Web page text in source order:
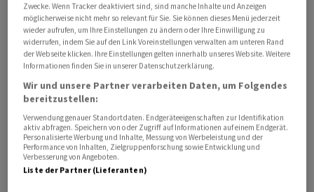
In der Eurozone sind die Einzelhandelsumsätze im April
stärker als erwartet gefallen. Die Erlöse sanken im
Vergleich zum Vormonat um 0,4 Prozent, wie das
europäische Statistikamt Eurostat am Donnerstag in
Luxemburg mitteilte. Volkswirte hatten im Schnitt nur
einen Rückgang um 0,3 Prozent erwartet.
Ausschlaggebend war ein deutlicher Umsatzrückgang
an den Tankstellen infolge eines kräftigen Anstiegs der
Preise für Benzin und Diesel nach dem Ölpreisschubs zu
Beginn des Iran-Kriegs.
Zwecke. Wenn Tracker deaktiviert sind, sind manche Inhalte und Anzeigen
möglicherweise nicht mehr so relevant für Sie. Sie können dieses Menü jederzeit
wieder aufrufen, um Ihre Einstellungen zu ändern oder Ihre Einwilligung zu
widerrufen, indem Sie auf den Link Voreinstellungen verwalten am unteren Rand
der Webseite klicken. Ihre Einstellungen gelten innerhalb unseres Website. Weitere
Informationen finden Sie in unserer Datenschutzerklärung.
Wir und unsere Partner verarbeiten Daten, um Folgendes
bereitzustellen:
Verwendung genauer Standortdaten. Endgeräteeigenschaften zur Identifikation
aktiv abfragen. Speichern von oder Zugriff auf Informationen auf einem Endgerät.
Personalisierte Werbung und Inhalte, Messung von Werbeleistung und der
Performance von Inhalten, Zielgruppenforschung sowie Entwicklung und
Verbesserung von Angeboten.
Liste der Partner (Lieferanten)